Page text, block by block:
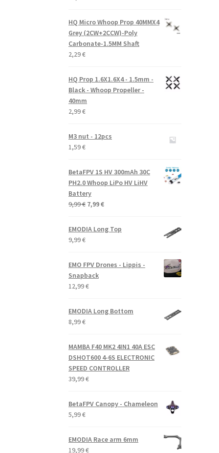
HQ Micro Whoop Prop 40MMX4
Grey (2CW+2CCW)-Poly
Carbonate-1.5MM Shaft
2,29€
HQ Prop 1.6X1.6X4 - 1.5mm -
Black - Whoop Propeller -
40mm
2,99€
M3 nut - 12pcs
1,59€
BetaFPV 1S HV 300mAh 30C
PH2.0 Whoop LiPo HV LiHV
Battery
9,99€ Alkuperäinen
oli:
9,99 €.
7,99€Nykyinen
on:
7,99 €.
EMODIA Long Top
9,99€
EMO FPV Drones - Lippis -
Snapback
12,99€
EMODIA Long Bottom
8,99€
MAMBA F40 MK2 4IN1 40A ESC
DSHOT600 4-6S ELECTRONIC
SPEED CONTROLLER
39,99€
BetaFPV Canopy - Chameleon
5,99€
EMODIA Race arm 6mm
19,99€